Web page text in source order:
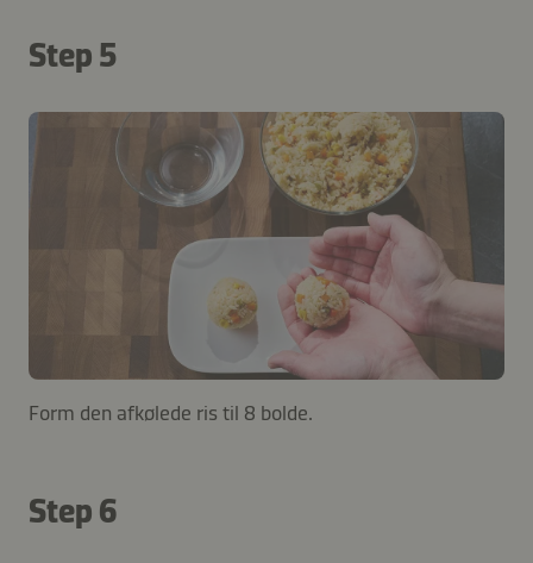
Step 5
Form den afkølede ris til 8 bolde.
Step 6